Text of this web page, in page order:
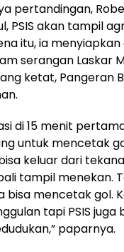
pertandingan,
PSIS akan tampil
itu, ia menyiapkan
serangan Laskar
ketat, Pangeran
di 15 menit
untuk mencetak
keluar dari
tampil menekan.
bisa mencetak gol.
tapi PSIS juga
paparnya.